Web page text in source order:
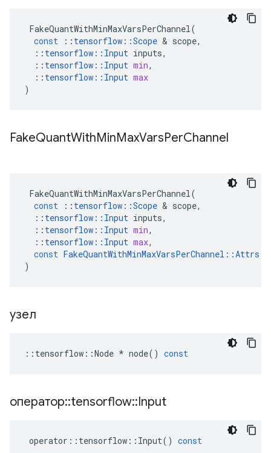
FakeQuantWithMinMaxVarsPerChannel(
const
:: tensorflow ::Scope & scope,
:: tensorflow :: Input inputs,
:: tensorflow :: Input min,
:: tensorflow :: Input max
)
FakeQuantWithMinMaxVarsPerChannel
FakeQuantWithMinMaxVarsPerChannel(
const
:: tensorflow ::Scope & scope,
:: tensorflow :: Input inputs,
:: tensorflow :: Input min,
:: tensorflow :: Input max,
const FakeQuantWithMinMaxVarsPerChannel ::Attrs
)
узел
:: tensorflow ::Node * node() const
оператор::tensorflow::Input
operator :: tensorflow :: Input() const